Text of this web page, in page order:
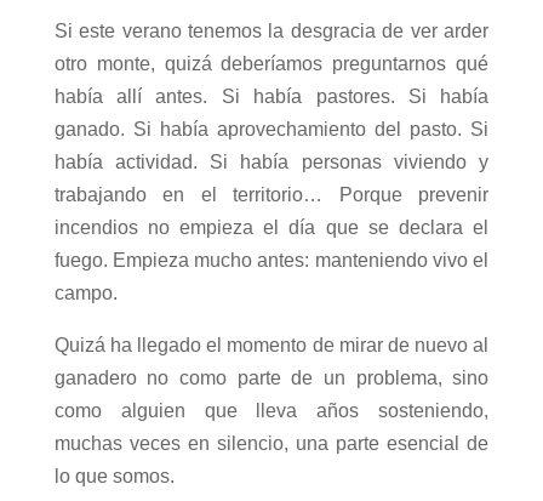
Si este verano tenemos la desgracia de ver arder
otro monte, quizá deberíamos preguntarnos qué
había allí antes. Si había pastores. Si había
ganado. Si había aprovechamiento del pasto. Si
había actividad. Si había personas viviendo y
trabajando en el territorio… Porque prevenir
incendios no empieza el día que se declara el
fuego. Empieza mucho antes: manteniendo vivo el
campo.
Quizá ha llegado el momento de mirar de nuevo al
ganadero no como parte de un problema, sino
como alguien que lleva años sosteniendo,
muchas veces en silencio, una parte esencial de
lo que somos.